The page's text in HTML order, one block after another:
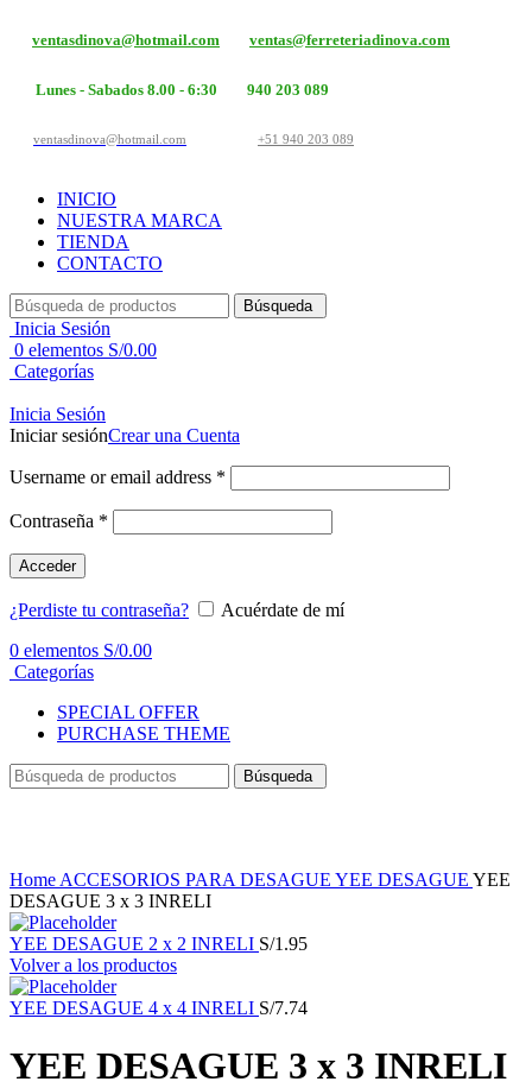
ventasdinova@hotmail.com ventas@ferreteriadinova.com
Lunes - Sabados 8.00 - 6:30 940 203 089
ventasdinova@hotmail.com +51 940 203 089
INICIO
NUESTRA MARCA
TIENDA
CONTACTO
Búsqueda
Inicia Sesión
0 elementos S/0.00
Categorías
Inicia Sesión
Iniciar sesiónCrear una Cuenta
Username or email address *
Contraseña *
Acceder
¿Perdiste tu contraseña?
Acuérdate de mí
0 elementos S/0.00
Categorías
SPECIAL OFFER
PURCHASE THEME
Búsqueda
Home ACCESORIOS PARA DESAGUE YEE DESAGUE YEE
DESAGUE 3 x 3 INRELI
YEE DESAGUE 2 x 2 INRELI S/1.95
Volver a los productos
YEE DESAGUE 4 x 4 INRELI S/7.74
YEE DESAGUE 3 x 3 INRELI